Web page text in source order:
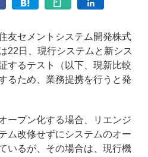
友セメントシステム開発株式
22日、現行システムと新シス
するテスト（以下、現新比較
るため、業務提携を行うと発
ープン化する場合、リエンジ
ム改修せずにシステムのオー
いるが、その場合は、現行機